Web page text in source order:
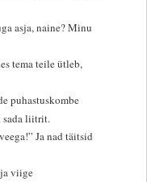
asja, naine? Minu
tema teile ütleb,
puhastuskombe
sada liitrit.
Ja nad täitsid
viige